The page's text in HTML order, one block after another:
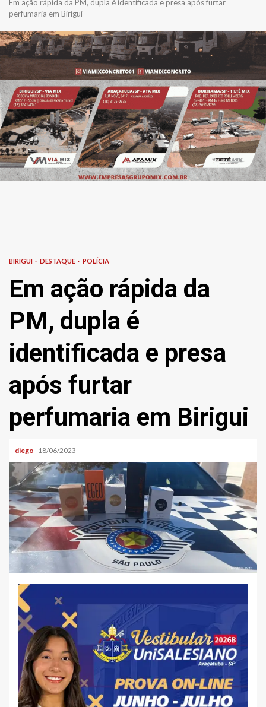
Em ação rápida da PM, dupla é identificada e presa após furtar
perfumaria em Birigui
BIRIGUI DESTAQUE POLÍCIA
Em ação rápida da
PM, dupla é
identificada e presa
após furtar
perfumaria em Birigui
diego 18/06/2023